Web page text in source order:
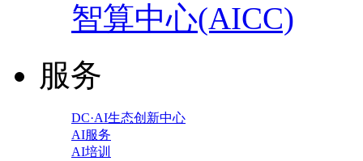
智算中心(AICC)
服务
DC·AI生态创新中心
AI服务
AI培训